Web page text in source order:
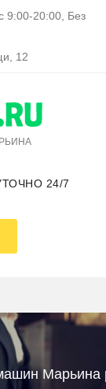
9:00-20:00, Без
12
24/7